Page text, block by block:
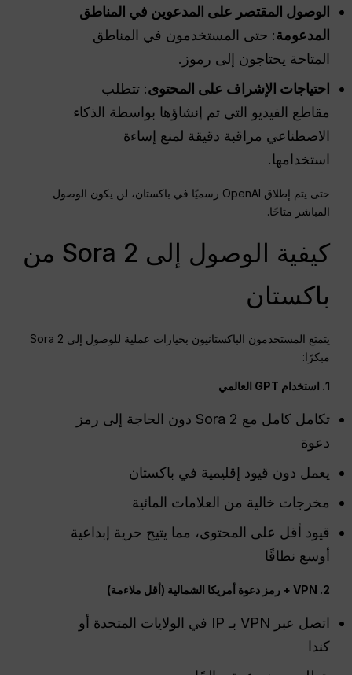
الوصول المقتصر على المدعوين في المناطق
المدعومة: حتى المستخدمون في المناطق
المتاحة يحتاجون إلى رموز.
احتياجات الإشراف على المحتوى: تتطلب
مقاطع الفيديو التي تم إنشاؤها بواسطة الذكاء
الاصطناعي مراقبة دقيقة لمنع إساءة
استخدامها.
حتى يتم إطلاق OpenAI رسميًا في باكستان، لن يكون الوصول
المباشر متاحًا.
كيفية الوصول إلى Sora 2 من
باكستان
يتمتع المستخدمون الباكستانيون بخيارات عملية للوصول إلى Sora 2
مبكرًا:
1. استخدام GPT العالمي
تكامل كامل مع Sora 2 دون الحاجة إلى رمز
دعوة
يعمل دون قيود إقليمية في باكستان
مخرجات خالية من العلامات المائية
قيود أقل على المحتوى، مما يتيح حرية إبداعية
أوسع نطاقًا
2. VPN + رمز دعوة أمريكا الشمالية (أقل ملاءمة)
اتصل عبر VPN بـ IP في الولايات المتحدة أو
كندا